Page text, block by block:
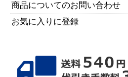
商品についてのお問い合わせ
お気に入りに登録